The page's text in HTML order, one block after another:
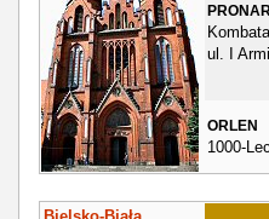
ul. I
ORLEN
1000-